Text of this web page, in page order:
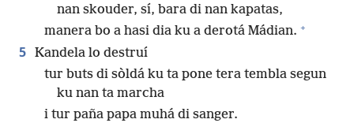
nan skouder, sí, bara di nan kapatas,
manera bo a hasi dia ku a derotá Mádian. +
5 Kandela lo destruí
tur buts di sòldá ku ta pone tera tembla segun
ku nan ta marcha
i tur paña papa muhá di sanger.